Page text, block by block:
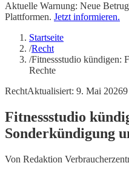
Aktuelle Warnung: Neue
Plattformen. Jetzt informieren.
Startseite
/Recht
/Fitnessstudio kündigen:
Rechte
RechtAktualisiert: 9. Mai 20269
Fitnessstudio
Sonderkündigung
Von Redaktion